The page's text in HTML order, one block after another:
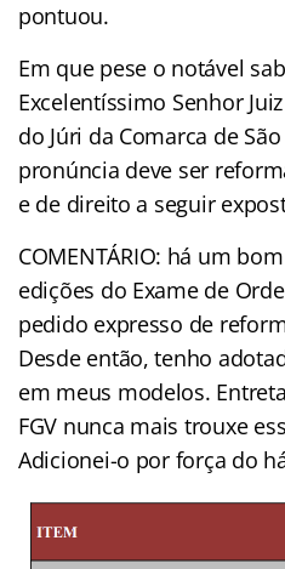
pontuou.
Em que pese o notável
Excelentíssimo Senhor
do Júri da Comarca de
pronúncia deve ser
e de direito a seguir
COMENTÁRIO: há um
edições do Exame de
pedido expresso de
Desde então, tenho
em meus modelos.
FGV nunca mais trouxe
Adicionei-o por força do